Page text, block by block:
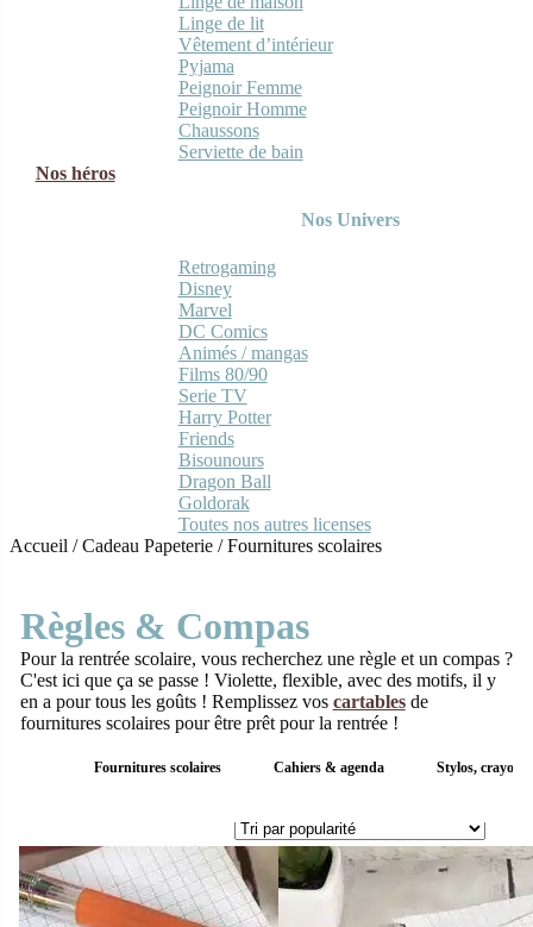
Linge de lit
Vêtement d’intérieur
Pyjama
Peignoir Femme
Peignoir Homme
Chaussons
Serviette de bain
Nos héros
Nos Univers
Retrogaming
Disney
Marvel
DC Comics
Animés / mangas
Films 80/90
Serie TV
Harry Potter
Friends
Bisounours
Dragon Ball
Goldorak
Toutes nos autres licenses
Accueil /Cadeau Papeterie /Fournitures scolaires
Règles & Compas
Pour la rentrée scolaire, vous recherchez une règle et un compas ?
C'est ici que ça se passe ! Violette, flexible, avec des motifs, il y
en a pour tous les goûts ! Remplissez vos cartablesde
fournitures scolaires pour être prêt pour la rentrée !
Fournitures scolaires Cahiers & agenda Stylos, crayon